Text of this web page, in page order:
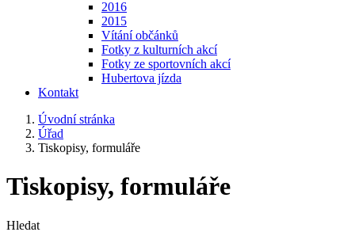
2016
2015
Vítání občánků
Fotky z kulturních akcí
Fotky ze sportovních akcí
Hubertova jízda
Kontakt
Úvodní stránka
Úřad
Tiskopisy, formuláře
Tiskopisy, formuláře
Hledat